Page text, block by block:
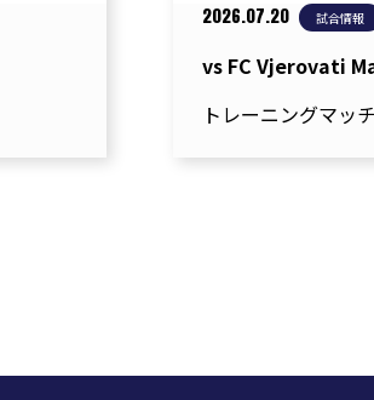
2026.07.20 試合情報
vs FC Vjerovati
トレーニングマッ